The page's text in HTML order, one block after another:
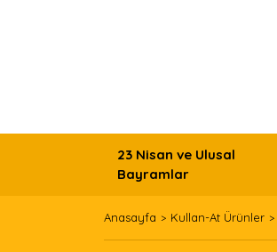
23 Nisan ve Ulusal
Bayramlar
Anasayfa Kullan-At Ürünler